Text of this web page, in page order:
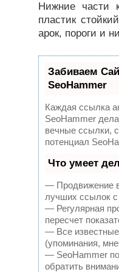
Нижние части
пластик
арок, пороги и
Забиваем
SeoHammer
Каждая ссылка
SeoHammer
вечные ссылки,
потенциал
Что умеет
— Продвижение в
лучших ссылок
— Регулярная
пересчет
— Все
(упоминания,
— SeoHammer
обратить